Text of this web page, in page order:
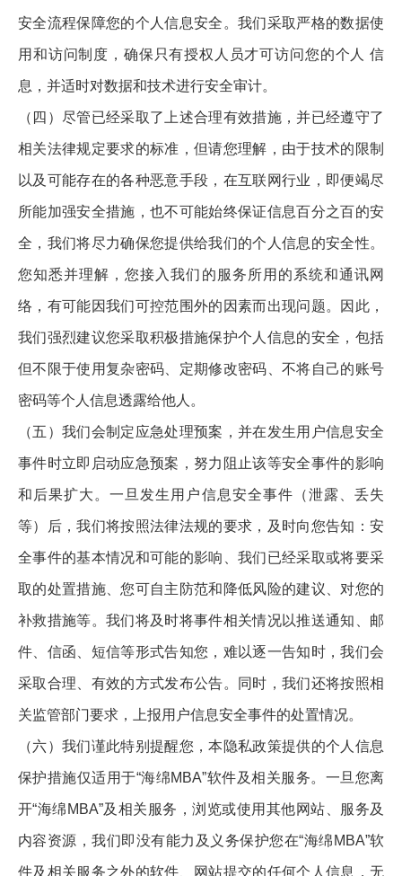
安全流程保障您的个人信息安全。我们采取严格的数据使
用和访问制度，确保只有授权人员才可访问您的个人 信
息，并适时对数据和技术进行安全审计。
（四）尽管已经采取了上述合理有效措施，并已经遵守了
相关法律规定要求的标准，但请您理解，由于技术的限制
以及可能存在的各种恶意手段，在互联网行业，即便竭尽
所能加强安全措施，也不可能始终保证信息百分之百的安
全，我们将尽力确保您提供给我们的个人信息的安全性。
您知悉并理解，您接入我们的服务所用的系统和通讯网
络，有可能因我们可控范围外的因素而出现问题。因此，
我们强烈建议您采取积极措施保护个人信息的安全，包括
但不限于使用复杂密码、定期修改密码、不将自己的账号
密码等个人信息透露给他人。
（五）我们会制定应急处理预案，并在发生用户信息安全
事件时立即启动应急预案，努力阻止该等安全事件的影响
和后果扩大。一旦发生用户信息安全事件（泄露、丢失
等）后，我们将按照法律法规的要求，及时向您告知：安
全事件的基本情况和可能的影响、我们已经采取或将要采
取的处置措施、您可自主防范和降低风险的建议、对您的
补救措施等。我们将及时将事件相关情况以推送通知、邮
件、信函、短信等形式告知您，难以逐一告知时，我们会
采取合理、有效的方式发布公告。同时，我们还将按照相
关监管部门要求，上报用户信息安全事件的处置情况。
（六）我们谨此特别提醒您，本隐私政策提供的个人信息
保护措施仅适用于“海绵MBA”软件及相关服务。一旦您离
开“海绵MBA”及相关服务，浏览或使用其他网站、服务及
内容资源，我们即没有能力及义务保护您在“海绵MBA”软
件及相关服务之外的软件、网站提交的任何个人信息，无